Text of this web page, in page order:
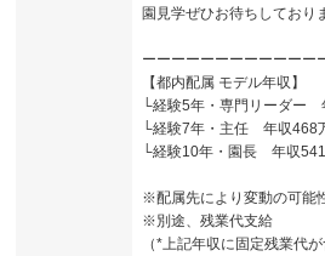
園見学ぜひお待ちしており
ーーーーーーーーーーーー
【都内配属 モデル年収】
└経験5年・専門リーダー
└経験7年・主任 年収468
└経験10年・園長 年収
※配属先により変動の可能
※別途、残業代支給
（*上記年収に固定残業代